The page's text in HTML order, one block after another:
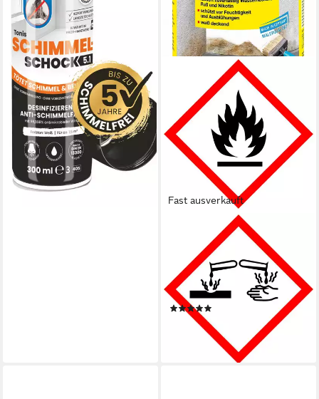
Fast ausverkauft
Isoliergrundierung
Isolierfarbe Feuchtblocker
Schutz vor Feuchtigkeit
zementhaltig, 750 ml, Weiß
deckend
21,59 €
(28,79 €/ 1 l)
lieferbar - in 2-3 Werktagen bei dir